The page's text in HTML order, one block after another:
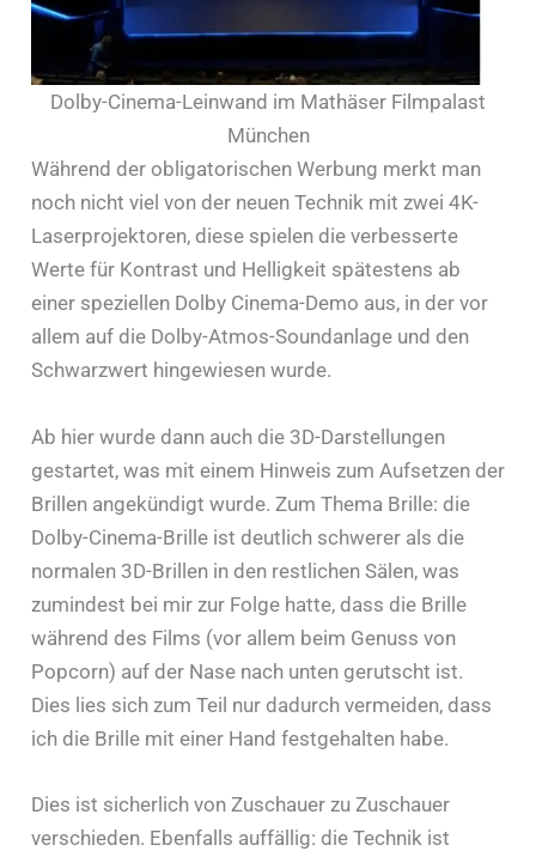
Dolby-Cinema-Leinwand im Mathäser Filmpalast
München
Während der obligatorischen Werbung merkt man
noch nicht viel von der neuen Technik mit zwei 4K-
Laserprojektoren, diese spielen die verbesserte
Werte für Kontrast und Helligkeit spätestens ab
einer speziellen Dolby Cinema-Demo aus, in der vor
allem auf die Dolby-Atmos-Soundanlage und den
Schwarzwert hingewiesen wurde.
Ab hier wurde dann auch die 3D-Darstellungen
gestartet, was mit einem Hinweis zum Aufsetzen der
Brillen angekündigt wurde. Zum Thema Brille: die
Dolby-Cinema-Brille ist deutlich schwerer als die
normalen 3D-Brillen in den restlichen Sälen, was
zumindest bei mir zur Folge hatte, dass die Brille
während des Films (vor allem beim Genuss von
Popcorn) auf der Nase nach unten gerutscht ist.
Dies lies sich zum Teil nur dadurch vermeiden, dass
ich die Brille mit einer Hand festgehalten habe.
Dies ist sicherlich von Zuschauer zu Zuschauer
verschieden. Ebenfalls auffällig: die Technik ist